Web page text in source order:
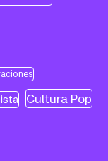
Cultura Pop